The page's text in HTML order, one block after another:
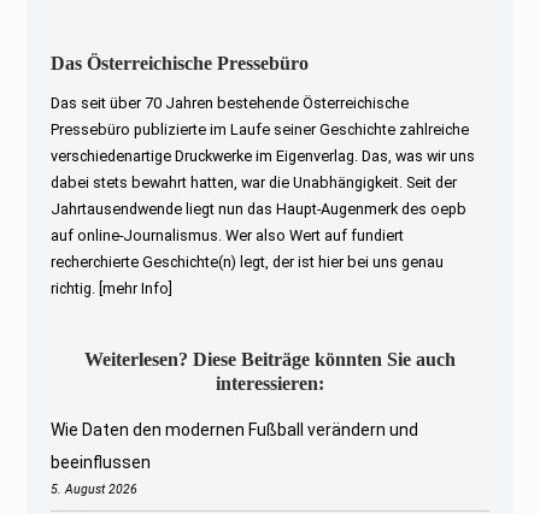
Das Österreichische Pressebüro
Das seit über 70 Jahren bestehende Österreichische
Pressebüro publizierte im Laufe seiner Geschichte zahlreiche
verschiedenartige Druckwerke im Eigenverlag. Das, was wir uns
dabei stets bewahrt hatten, war die Unabhängigkeit. Seit der
Jahrtausendwende liegt nun das Haupt-Augenmerk des oepb
auf online-Journalismus. Wer also Wert auf fundiert
recherchierte Geschichte(n) legt, der ist hier bei uns genau
richtig.
[mehr Info]
Weiterlesen? Diese Beiträge könnten Sie auch
interessieren:
Wie Daten den modernen Fußball verändern und
beeinflussen
5. August 2026